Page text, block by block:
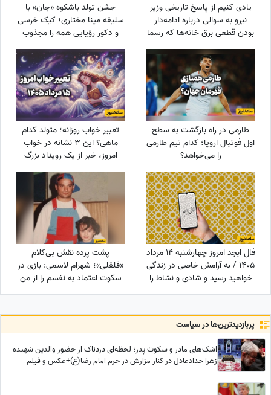
یادی کنیم از پاسخ تاریخی وزیر
نیرو به سوالی درباره ادامه‌دار
بودن قطعی برق خانه‌ها که رسما
بازی با اعصاب مردم بود!
جشن تولد باشکوه «جان» با
سلیقه مینا مختاری؛ کیک خرسی
و دکور رؤیایی همه را مجذوب
کرد
طارمی در راه بازگشت به سطح
اول فوتبال اروپا؛ کدام تیم طارمی
را می‌خواهد؟
تعبیر خواب روزانه؛ متولد کدام
ماهی؟ این 3 نشانه در خواب
امروز، خبر از یک رویداد بزرگ
می‌دهند! / پنج‌شنبه 15 مرداد
1405
فال ابجد امروز چهارشنبه 14 مرداد
1405 / به آرامش خاصی در زندگی
خواهید رسید و شادی و نشاط را
در آینده به دست می‌آورید
پشت پرده نقش بی‌کلام
«قلقلی»؛ شهرام لاسمی: بازی در
سکوت اعتماد به نفسم را از من
گرفت! مدیون این بازیگر معروف
خیلی به من کمک کرد+ویدئو
پربازدید‌ترین‌ها در سیاست
اشک‌های مادر و سکوت پدر؛ لحظه‌ای دردناک از حضور والدین شهیده
زهرا حدادعادل در کنار مزارش در حرم امام رضا(ع)+عکس و فیلم